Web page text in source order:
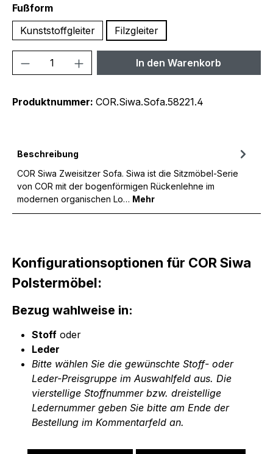
Fußformauswählen
Kunststoffgleiter
Filzgleiter
Produkt Anzahl: Gib denIn den Warenkorb
Produktnummer: COR.Siwa.Sofa.58221.4
Beschreibung
COR Siwa Zweisitzer Sofa. Siwa ist die Sitzmöbel-Serie
von COR mit der bogenförmigen Rückenlehne im
modernen organischen Lo… Mehr
Konfigurationsoptionen für COR Siwa
Polstermöbel:
Bezug wahlweise in:
Stoff oder
Leder
Bitte wählen Sie die gewünschte Stoff- oder
Leder-Preisgruppe im Auswahlfeld aus. Die
vierstellige Stoffnummer bzw. dreistellige
Ledernummer geben Sie bitte am Ende der
Bestellung im Kommentarfeld an.